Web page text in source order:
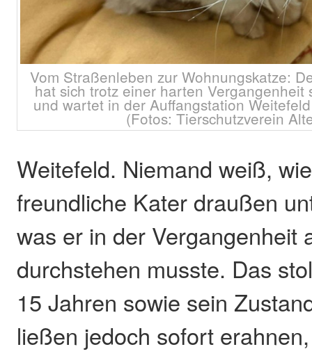
Vom Straßenleben zur Wohnungskatze:
hat sich trotz einer harten
und wartet in der Auffangstation
(Fotos: Tierschutzverein
Weitefeld. Niemand weiß,
freundliche Kater draußen
was er in der Vergangenheit
durchstehen musste. Das
15 Jahren sowie sein
ließen jedoch sofort